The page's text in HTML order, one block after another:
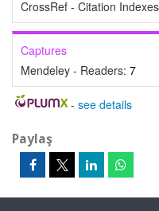
CrossRef - Citation
Captures
Mendeley - Readers: 7
- see details
Paylaş